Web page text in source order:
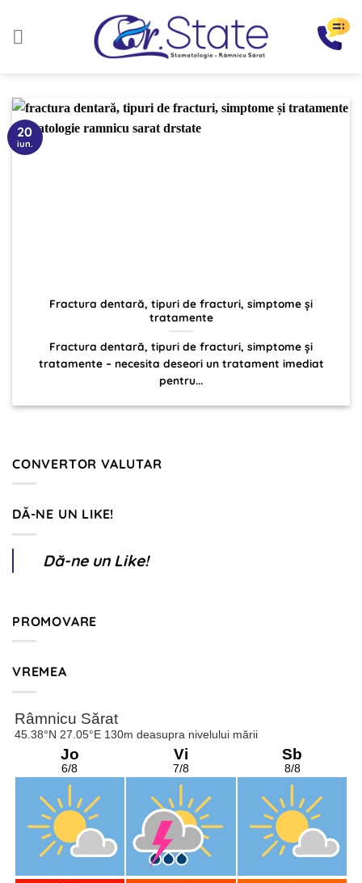
conținut
Fractura dentară, tipuri de fracturi, simptome și
tratamente
Fractura dentară, tipuri de fracturi, simptome și
tratamente – necesita deseori un tratament imediat
pentru...
20
iun.
CONVERTOR VALUTAR
DĂ-NE UN LIKE!
Dă-ne un Like!
PROMOVARE
VREMEA